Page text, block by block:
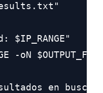
$IP_RANGE"
-oN
en